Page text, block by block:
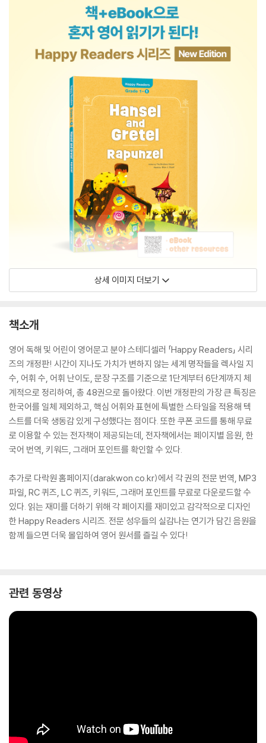
상세 이미지 더보기
책소개
영어 독해 및 어린이 영어문고 분야 스테디셀러 「Happy Readers」 시리
즈의 개정판! 시간이 지나도 가치가 변하지 않는 세계 명작들을 렉사일 지
수, 어휘 수, 어휘 난이도, 문장 구조를 기준으로 1단계부터 6단계까지 체
계적으로 정리하여, 총 48권으로 돌아왔다. 이번 개정판의 가장 큰 특징은
한국어를 일체 제외하고, 핵심 어휘와 표현에 특별한 스타일을 적용해 텍
스트를 더욱 생동감 있게 구성했다는 점이다. 또한 쿠폰 코드를 통해 무료
로 이용할 수 있는 전자책이 제공되는데, 전자책에서는 페이지별 음원, 한
국어 번역, 키워드, 그래머 포인트를 확인할 수 있다.
추가로 다락원 홈페이지(darakwon.co.kr)에서 각 권의 전문 번역, MP3
파일, RC 퀴즈, LC 퀴즈, 키워드, 그래머 포인트를 무료로 다운로드할 수
있다. 읽는 재미를 더하기 위해 각 페이지를 재미있고 감각적으로 디자인
한 Happy Readers 시리즈. 전문 성우들의 실감나는 연기가 담긴 음원을
함께 들으면 더욱 몰입하여 영어 원서를 즐길 수 있다!
관련 동영상